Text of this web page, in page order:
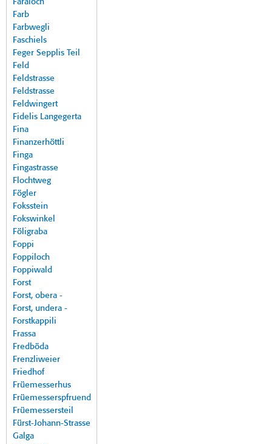
Faraloch
Farb
Farbwegli
Faschiels
Feger Sepplis Teil
Feld
Feldstrasse
Feldstrasse
Feldwingert
Fidelis Langegerta
Fina
Finanzerhöttli
Finga
Fingastrasse
Flochtweg
Fögler
Foksstein
Fokswinkel
Föligraba
Foppi
Foppiloch
Foppiwald
Forst
Forst, obera -
Forst, undera -
Forstkappili
Frassa
Fredböda
Frenzliweier
Friedhof
Früemesserhus
Früemesserspfruend
Früemessersteil
Fürst-Johann-Strasse
Galga